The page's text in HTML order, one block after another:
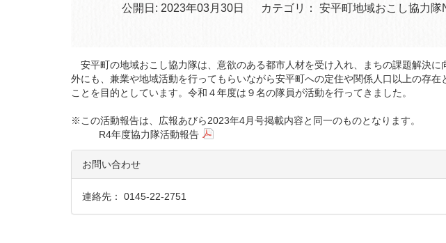
公開日: 2023年03月30日 カテゴリ： 安平町地域おこし協力隊
安平町の地域おこし協力隊は、意欲のある都市人材を受け入れ、まちの課題解決に
外にも、兼業や地域活動を行ってもらいながら安平町への定住や関係人口以上の存在
ことを目的としています。令和４年度は９名の隊員が活動を行ってきました。
※この活動報告は、広報あびら2023年4月号掲載内容と同一のものとなります。
R4年度協力隊活動報告
お問い合わせ
連絡先： 0145-22-2751